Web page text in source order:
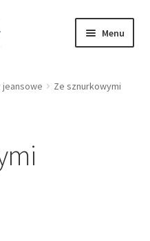
Menu
jeansowe
Ze sznurkowymi